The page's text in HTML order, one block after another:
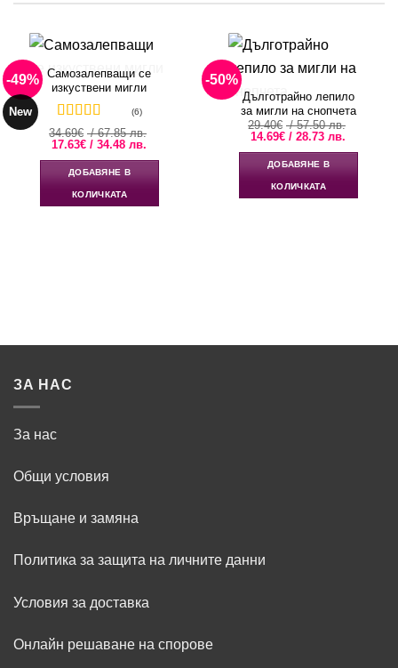
-49%
New
Самозалепващи се
изкуствени мигли
Оценено с
4.5от 5
(6)
34.69€ / 67.85 лв.
Original
was:
34.69€
67.85 лв..
17.63€ / 34.48 лв.
ДОБАВЯНЕ В
КОЛИЧКАТА
-50%
Дълготрайно лепило
за мигли на снопчета
29.40€ / 57.50 лв.
Original
was:
29.40€
57.50 лв..
14.69€ / 28.73 лв.
ДОБАВЯНЕ В
КОЛИЧКАТА
ЗА НАС
За нас
Общи условия
Връщане и замяна
Политика за защита на личните данни
Условия за доставка
Онлайн решаване на спорове